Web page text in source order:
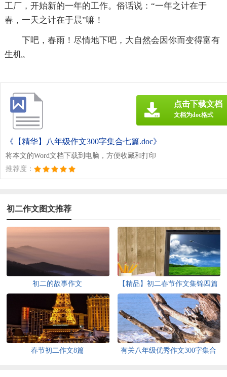
工厂，开始新的一年的工作。俗话说：“一年之计在于
春，一天之计在于晨”嘛！
下吧，春雨！尽情地下吧，大自然会因你而变得富有
生机。
《【精华】八年级作文300字集合七篇.doc》
将本文的Word文档下载到电脑，方便收藏和打印
推荐度：
点击下载文档
文档为doc格式
初二作文图文推荐
初二的故事作文 【精品】初二春节作文集锦四篇
春节初二作文8篇
有关八年级优秀作文300字集合